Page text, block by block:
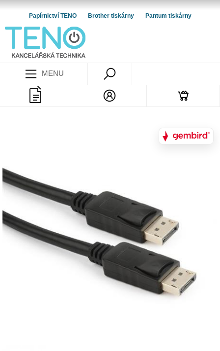
Papírnictví TENO Brother tiskárny Pantum tiskárny
MENU